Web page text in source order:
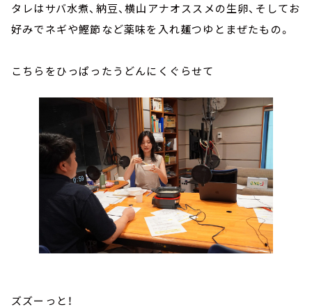
タレはサバ水煮、納豆、横山アナオススメの生卵、そしてお
好みでネギや鰹節など薬味を入れ麺つゆとまぜたもの。
こちらをひっぱったうどんにくぐらせて
ズズーっと！